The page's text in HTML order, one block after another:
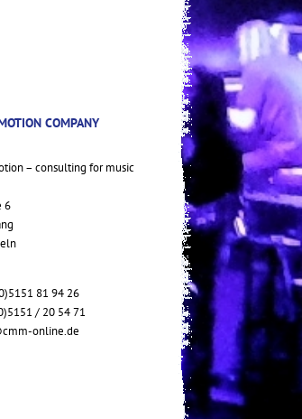
COMPANY
– consulting for music
6
81 94 26
/ 20 54 71
online.de